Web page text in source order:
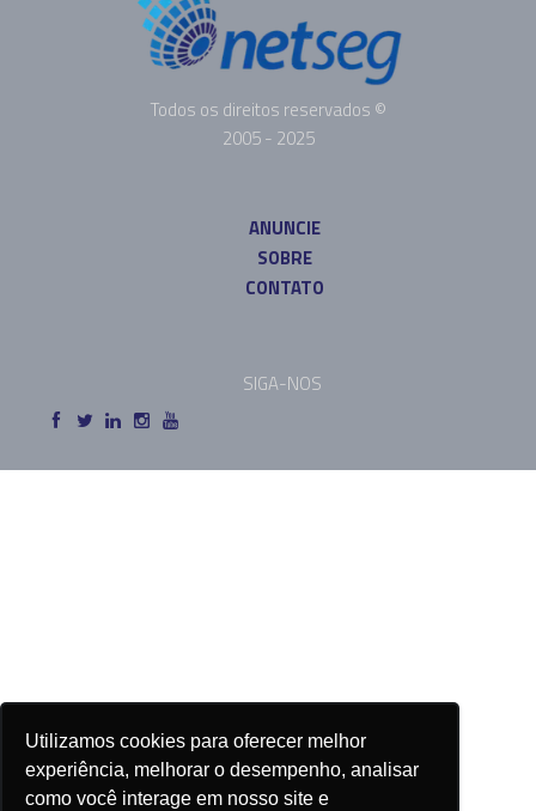
Utilizamos cookies para oferecer melhor
experiência, melhorar o desempenho, analisar
como você interage em nosso site e
Todos os direitos reservados ©
2005 - 2025
ANUNCIE
SOBRE
CONTATO
SIGA-NOS